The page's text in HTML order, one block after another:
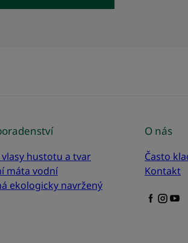
hustotu a tvar
máta vodní
ekologicky navržený
O nás
Často
Kontakt